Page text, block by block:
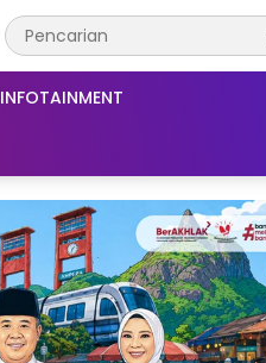
INFOTAINMENT